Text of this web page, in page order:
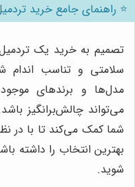
⭐️ راهنمای جامع خرید
تصمیم به خرید یک
سلامتی و تناسب اندام
مدل‌ها و برندهای
می‌تواند چالش‌برانگیز
شما کمک می‌کند تا با در
بهترین انتخاب را داشته
شوید.